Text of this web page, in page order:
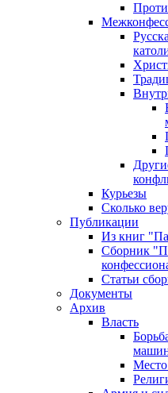
Курьезы
Сколько
Публикации
Из книг
Сборник
Статьи
Документы
Архив
Власть